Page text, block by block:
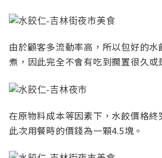
由於顧客多流動率高，所以包好的
煮，因此完全不會有吃到擱置很久或
在原物料成本等因素下，水餃價格終
此次用餐時的價錢為一顆4.5塊。